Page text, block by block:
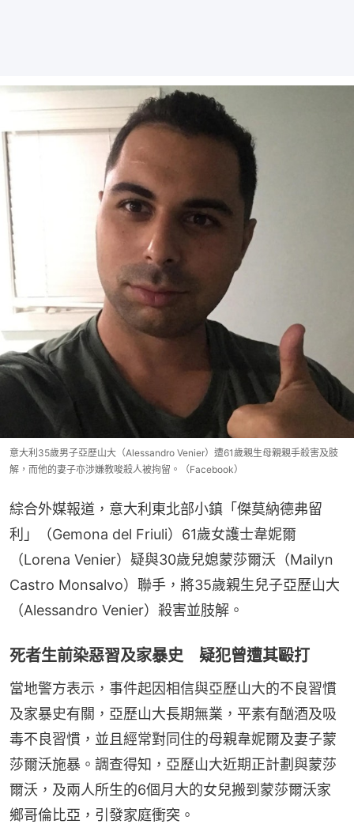
意大利35歲男子亞歷山大（Alessandro Venier）遭61歲親生母親親手殺害及肢
解，而他的妻子亦涉嫌教唆殺人被拘留。（Facebook）
綜合外媒報道，意大利東北部小鎮「傑莫納德弗留
利」（Gemona del Friuli）61歲女護士韋妮爾
（Lorena Venier）疑與30歲兒媳蒙莎爾沃（Mailyn
Castro Monsalvo）聯手，將35歲親生兒子亞歷山大
（Alessandro Venier）殺害並肢解。
死者生前染惡習及家暴史 疑犯曾遭其毆打
當地警方表示，事件起因相信與亞歷山大的不良習慣
及家暴史有關，亞歷山大長期無業，平素有酗酒及吸
毒不良習慣，並且經常對同住的母親韋妮爾及妻子蒙
莎爾沃施暴。調查得知，亞歷山大近期正計劃與蒙莎
爾沃，及兩人所生的6個月大的女兒搬到蒙莎爾沃家
鄉哥倫比亞，引發家庭衝突。